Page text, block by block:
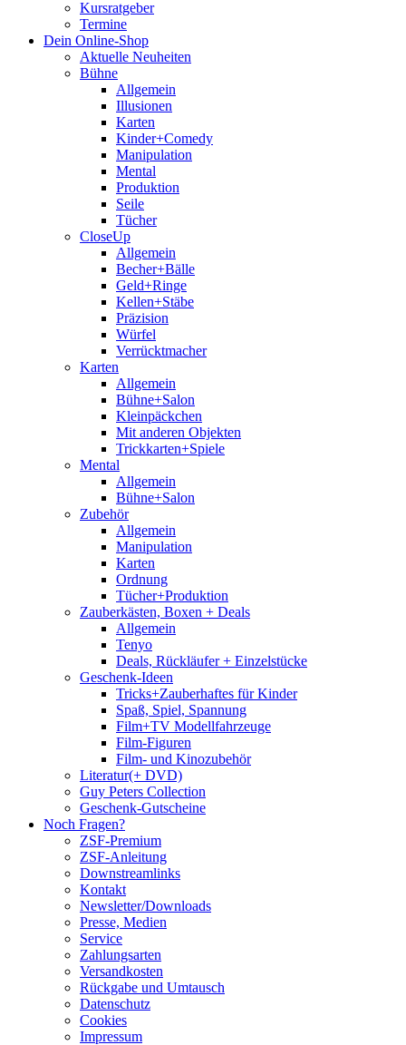
Kursratgeber
Termine
Dein Online-Shop
Aktuelle Neuheiten
Bühne
Allgemein
Illusionen
Karten
Kinder+Comedy
Manipulation
Mental
Produktion
Seile
Tücher
CloseUp
Allgemein
Becher+Bälle
Geld+Ringe
Kellen+Stäbe
Präzision
Würfel
Verrücktmacher
Karten
Allgemein
Bühne+Salon
Kleinpäckchen
Mit anderen Objekten
Trickkarten+Spiele
Mental
Allgemein
Bühne+Salon
Zubehör
Allgemein
Manipulation
Karten
Ordnung
Tücher+Produktion
Zauberkästen, Boxen + Deals
Allgemein
Tenyo
Deals, Rückläufer + Einzelstücke
Geschenk-Ideen
Tricks+Zauberhaftes für Kinder
Spaß, Spiel, Spannung
Film+TV Modellfahrzeuge
Film-Figuren
Film- und Kinozubehör
Literatur(+ DVD)
Guy Peters Collection
Geschenk-Gutscheine
Noch Fragen?
ZSF-Premium
ZSF-Anleitung
Downstreamlinks
Kontakt
Newsletter/Downloads
Presse, Medien
Service
Zahlungsarten
Versandkosten
Rückgabe und Umtausch
Datenschutz
Cookies
Impressum